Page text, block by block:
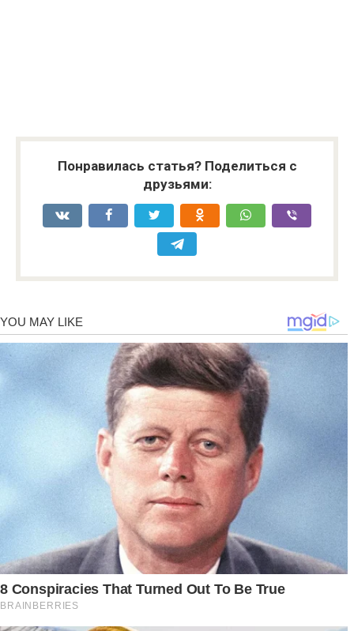
Понравилась статья? Поделиться с
друзьями: